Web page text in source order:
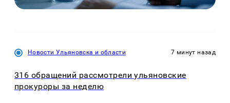
Новости Ульяновска и области 7 минут назад
316 обращений рассмотрели ульяновские
прокуроры за неделю